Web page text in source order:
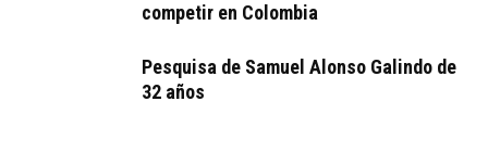
competir en Colombia
Pesquisa de Samuel Alonso Galindo de
32 años